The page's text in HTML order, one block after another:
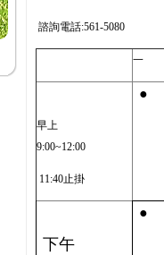
諮詢電話:561-5080
一
早上
9:00~12:00
11:40止掛
●
下午
●